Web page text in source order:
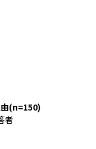
(n=150)
者